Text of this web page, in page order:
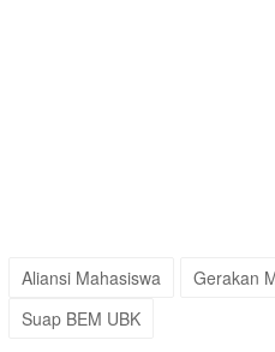
Aliansi Mahasiswa Gerakan
Suap BEM UBK